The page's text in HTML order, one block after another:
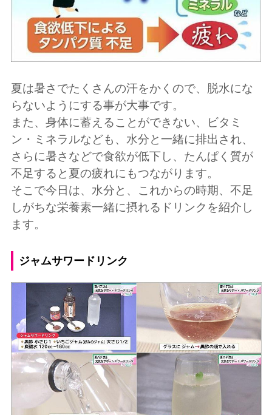
夏は暑さでたくさんの汗をかくので、脱水にな
らないようにする事が大事です。
また、身体に蓄えることができない、ビタミ
ン・ミネラルなども、水分と一緒に排出され、
さらに暑さなどで食欲が低下し、たんぱく質が
不足すると夏の疲れにもつながります。
そこで今日は、水分と、これからの時期、不足
しがちな栄養素一緒に摂れるドリンクを紹介し
ます。
ジャムサワードリンク